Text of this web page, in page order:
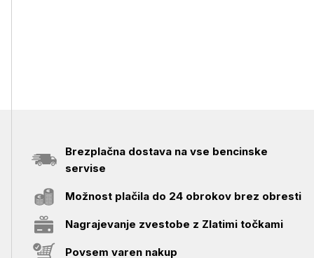
Brezplačna dostava na vse bencinske
servise
Možnost plačila do 24 obrokov brez obresti
Nagrajevanje zvestobe z Zlatimi točkami
Povsem varen nakup